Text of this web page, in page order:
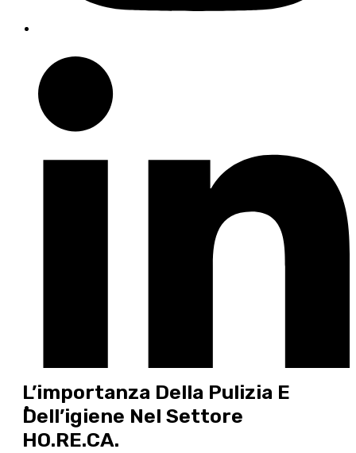
L’importanza Della Pulizia E
Dell’igiene Nel Settore
HO.RE.CA.